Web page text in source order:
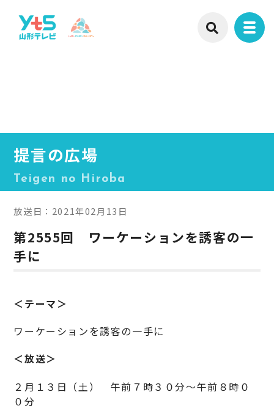
提言の広場
Teigen no Hiroba
放送日：2021年02月13日
第2555回 ワーケーションを誘客の一
手に
＜テーマ＞
ワーケーションを誘客の一手に
＜放送＞
２月１３日（土） 午前７時３０分～午前８時０
０分